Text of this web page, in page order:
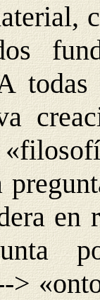
todas
>